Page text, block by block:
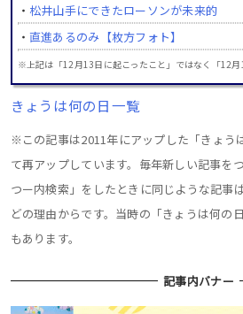
・ 松井山手にできたローソンが未来的
・ 直進あるのみ【枚方フォト】
※上記は「12月13日に起こったこと」ではなく「12月
きょうは何の日一覧
※この記事は2011年にアップした「きょう
て再アップしています。毎年新しい記事を
つー内検索」をしたときに同じような記事
どの理由からです。当時の「きょうは何の
もあります。
記事内バナー